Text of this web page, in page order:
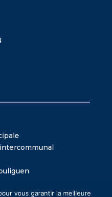
vous garantir la meilleure